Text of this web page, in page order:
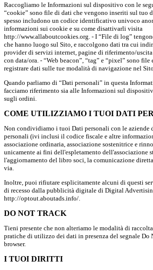
Raccogliamo le Informazioni sul dispositivo con le
“cookie” sono file di dati che vengono inseriti sul tuo
spesso includono un codice identificativo univoco
informazioni sui cookie e su come disattivarli visita
http://www.allaboutcookies.org. - I “File di log”
che hanno luogo sul Sito, e raccolgono dati tra cui
provider di servizi internet, pagine di riferimento/uscita
con data/ora. - “Web beacon”, “tag” e “pixel” sono
registrare dati sulle tue modalità di navigazione nel Sito.
Quando parliamo di “Dati personali” in questa
facciamo riferimento sia alle Informazioni sul
sugli ordini.
COME UTILIZZIAMO I TUOI DATI
Non condividiamo i tuoi Dati personali con le aziende
personali (ivi inclusi il codice fiscale e altre
associazione ordinaria, associazione sostenitrice e
unicamente ai fini dell'espletamento dell'associazione
l'aggiornamento del libro soci, la comunicazione
via.
Inoltre, puoi rifiutare esplicitamente alcuni di questi
di recesso dalla pubblicità digitale di Digital
http://optout.aboutads.info/.
DO NOT TRACK
Tieni presente che non alteriamo le modalità di
pratiche di utilizzo dei dati in presenza del segnale Do
browser.
I TUOI DIRITTI